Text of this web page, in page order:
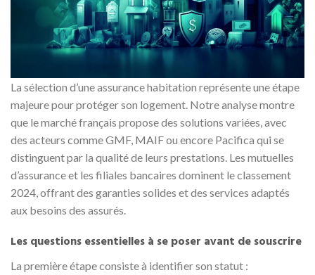
La sélection d’une assurance habitation représente une étape
majeure pour protéger son logement. Notre analyse montre
que le marché français propose des solutions variées, avec
des acteurs comme GMF, MAIF ou encore Pacifica qui se
distinguent par la qualité de leurs prestations. Les mutuelles
d’assurance et les filiales bancaires dominent le classement
2024, offrant des garanties solides et des services adaptés
aux besoins des assurés.
Les questions essentielles à se poser avant de souscrire
La première étape consiste à identifier son statut :